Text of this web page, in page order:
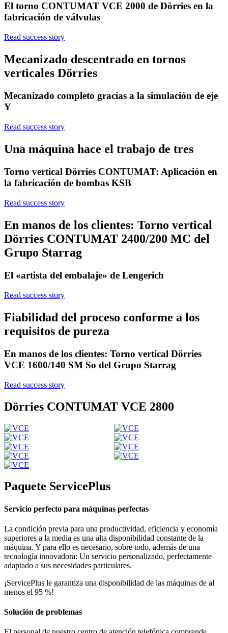
El torno CONTUMAT VCE 2000 de Dörries en la
fabricación de válvulas
Read success story
Mecanizado descentrado en tornos
verticales Dörries
Mecanizado completo gracias a la simulación de eje
Y
Read success story
Una máquina hace el trabajo de tres
Torno vertical Dörries CONTUMAT: Aplicación en
la fabricación de bombas KSB
Read success story
En manos de los clientes: Torno vertical
Dörries CONTUMAT 2400/200 MC del
Grupo Starrag
El «artista del embalaje» de Lengerich
Read success story
Fiabilidad del proceso conforme a los
requisitos de pureza
En manos de los clientes: Torno vertical Dörries
VCE 1600/140 SM So del Grupo Starrag
Read success story
Dörries CONTUMAT VCE 2800
Paquete ServicePlus
Servicio perfecto para máquinas perfectas
La condición previa para una productividad, eficiencia y economía
superiores a la media es una alta disponibilidad constante de la
máquina. Y para ello es necesario, sobre todo, además de una
tecnología innovadora: Un servicio personalizado, perfectamente
adaptado a sus necesidades particulares.
¡ServicePlus le garantiza una disponibilidad de las máquinas de al
menos el 95 %!
Solución de problemas